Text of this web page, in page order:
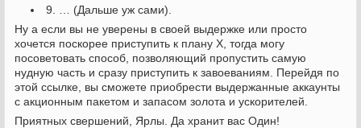
9. … (Дальше уж сами).
Ну а если вы не уверены в своей выдержке или просто
хочется поскорее приступить к плану Х, тогда могу
посоветовать способ, позволяющий пропустить самую
нудную часть и сразу приступить к завоеваниям. Перейдя по
этой ссылке, вы сможете приобрести выдержанные аккаунты
с акционным пакетом и запасом золота и ускорителей.
Приятных свершений, Ярлы. Да хранит вас Один!